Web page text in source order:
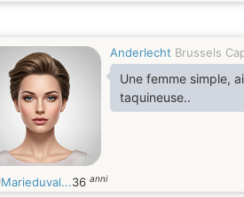
Anderlecht Brussels
Une femme simple,
taquineuse..
Marieduval...36 anni